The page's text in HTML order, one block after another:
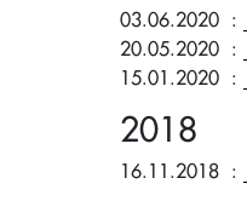
03.06.2020 :
20.05.2020 :
15.01.2020 :
2018
16.11.2018 :